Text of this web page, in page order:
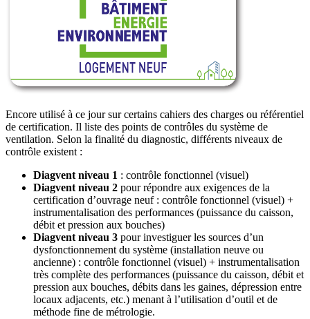
Encore utilisé à ce jour sur certains cahiers des charges ou référentiel
de certification. Il liste des points de contrôles du système de
ventilation. Selon la finalité du diagnostic, différents niveaux de
contrôle existent :
Diagvent niveau 1 : contrôle fonctionnel (visuel)
Diagvent niveau 2 pour répondre aux exigences de la
certification d’ouvrage neuf : contrôle fonctionnel (visuel) +
instrumentalisation des performances (puissance du caisson,
débit et pression aux bouches)
Diagvent niveau 3 pour investiguer les sources d’un
dysfonctionnement du système (installation neuve ou
ancienne) : contrôle fonctionnel (visuel) + instrumentalisation
très complète des performances (puissance du caisson, débit et
pression aux bouches, débits dans les gaines, dépression entre
locaux adjacents, etc.) menant à l’utilisation d’outil et de
méthode fine de métrologie.